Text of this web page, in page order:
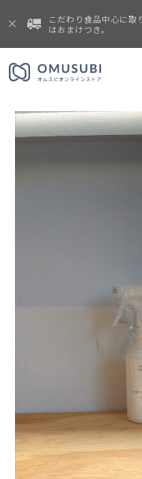
こだわり食品中心に取
はおまけつき。